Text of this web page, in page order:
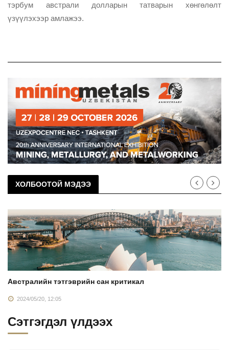
тэрбум австрали долларын татварын хөнгөлөлт
үзүүлэхээр амлажээ.
ХОЛБООТОЙ МЭДЭЭ
Австралийн тэтгэврийн сан критикал
2024/05/20, 12:05
Сэтгэгдэл үлдээх